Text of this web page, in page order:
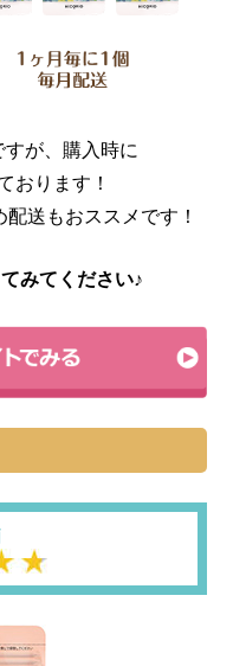
すが、購入時に
おります！
送もおススメです！
みてください♪